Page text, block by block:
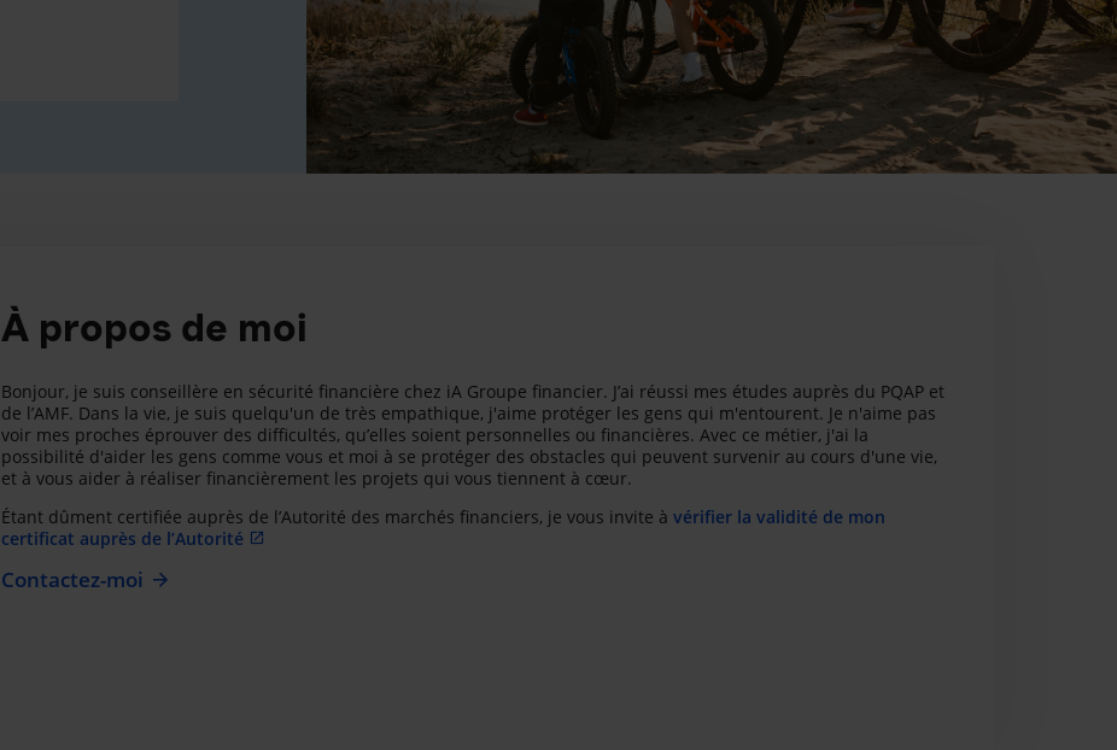
À propos de moi
Bonjour, je suis conseillère en sécurité financière chez iA Groupe financier. J’ai réussi mes études auprès du PQAP et
de l’AMF. Dans la vie, je suis quelqu'un de très empathique, j'aime protéger les gens qui m'entourent. Je n'aime pas
voir mes proches éprouver des difficultés, qu’elles soient personnelles ou financières. Avec ce métier, j'ai la
possibilité d'aider les gens comme vous et moi à se protéger des obstacles qui peuvent survenir au cours d'une vie,
et à vous aider à réaliser financièrement les projets qui vous tiennent à cœur.
Étant dûment certifiée auprès de l’Autorité des marchés financiers, je vous invite à vérifier la validité de mon
certificat auprès de l’Autorité
Contactez-moi